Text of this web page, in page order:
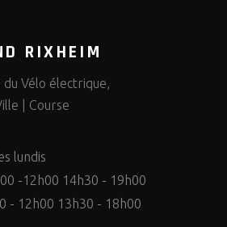
RIXHEIM
du Vélo électrique,
| Course
lundis
-12h00 14h30 - 19h00
- 12h00 13h30 - 18h00